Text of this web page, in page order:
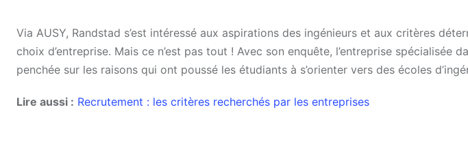
Via AUSY, Randstad s’est intéressé aux aspirations des ingénieurs et aux critères
choix d’entreprise. Mais ce n’est pas tout ! Avec son enquête, l’entreprise spécialisée
penchée sur les raisons qui ont poussé les étudiants à s’orienter vers des écoles
Lire aussi : Recrutement : les critères recherchés par les entreprises